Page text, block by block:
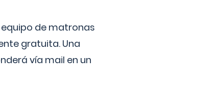
de matronas
gratuita. Una
vía mail en un